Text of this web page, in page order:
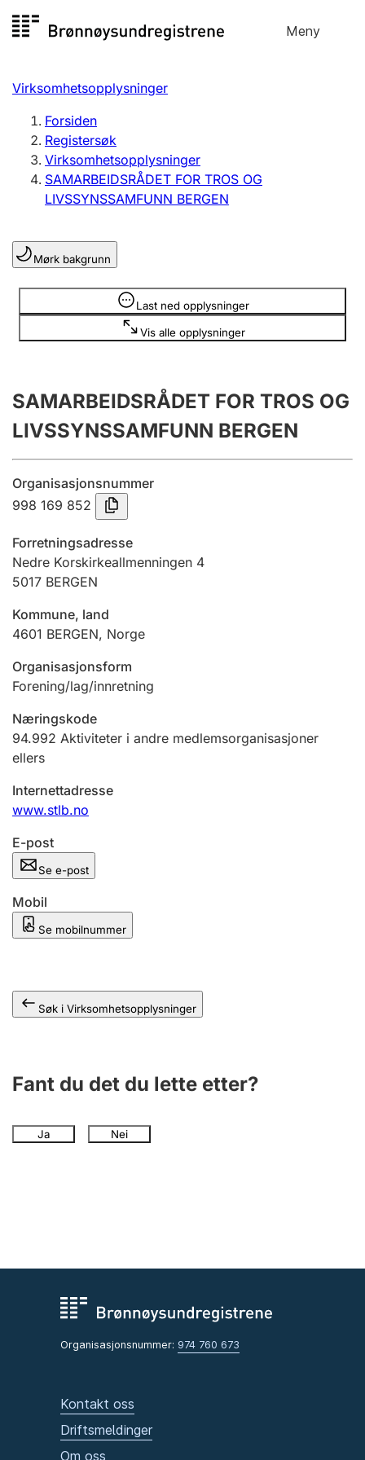
til
Meny
Registersøk
Aksjeselskap
Enkeltpersonforetak
Registrere, endre, slette
Lag og forening
Registrere, endre, slette
Flere organisasjonsformer
Årsregnskap
Innsending og forsinkelsesgebyr
Tinglysing
Jeger
Betaling og jegeravgiftskort
Ektepaktveileder
Offentlig sektor
Andre tema
Virksomhetsopplysninger
Forsiden
Registersøk
Virksomhetsopplysninger
SAMARBEIDSRÅDET FOR TROS OG
LIVSSYNSSAMFUNN BERGEN
Mørk bakgrunn
Last ned opplysninger
Vis alle opplysninger
Opplysninger er skjult
SAMARBEIDSRÅDET FOR TROS OG
LIVSSYNSSAMFUNN BERGEN
Organisasjonsnummer
998 169 852
Forretningsadresse
Nedre Korskirkeallmenningen 4
5017 BERGEN
Kommune, land
4601 BERGEN, Norge
Organisasjonsform
Forening/lag/innretning
Næringskode
94.992 Aktiviteter i andre medlemsorganisasjoner
ellers
Internettadresse
www.stlb.no
E-post
Se e-post
Mobil
Se mobilnummer
Søk i Virksomhetsopplysninger
Fant du det du lette etter?
Ja Nei
Organisasjonsnummer: 974 760 673
Kontakt oss
Driftsmeldinger
Om oss